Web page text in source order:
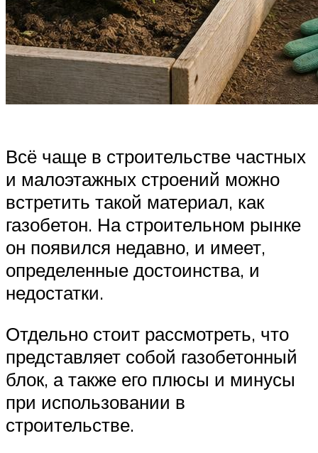
Всё чаще в строительстве частных
и малоэтажных строений можно
встретить такой материал, как
газобетон. На строительном рынке
он появился недавно, и имеет,
определенные достоинства, и
недостатки.
Отдельно стоит рассмотреть, что
представляет собой газобетонный
блок, а также его плюсы и минусы
при использовании в
строительстве.